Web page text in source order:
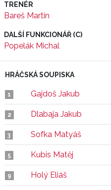
TRENÉR
Bareš Martin
DALŠÍ FUNKCIONÁŘ (C)
Popelák Michal
HRÁČSKÁ SOUPISKA
1 Gajdoš Jakub
2 Dlabaja Jakub
3 Sofka Matyáš
5 Kubis Matěj
9 Holý Eliáš